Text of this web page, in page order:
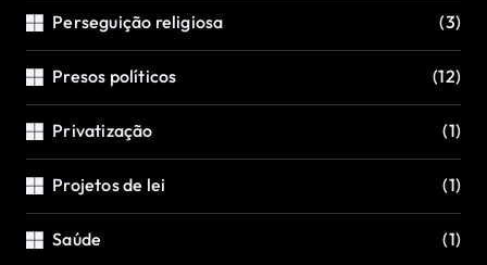
Perseguição religiosa (3)
Presos políticos (12)
Privatização (1)
Projetos de lei (1)
Saúde (1)